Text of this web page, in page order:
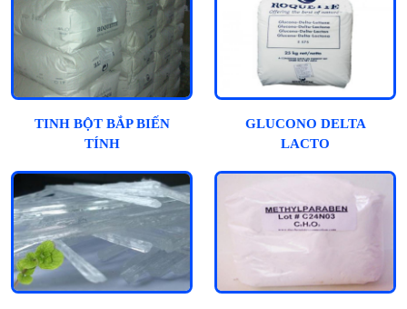
TINH BỘT BẮP BIẾN
TÍNH
GLUCONO DELTA
LACTO